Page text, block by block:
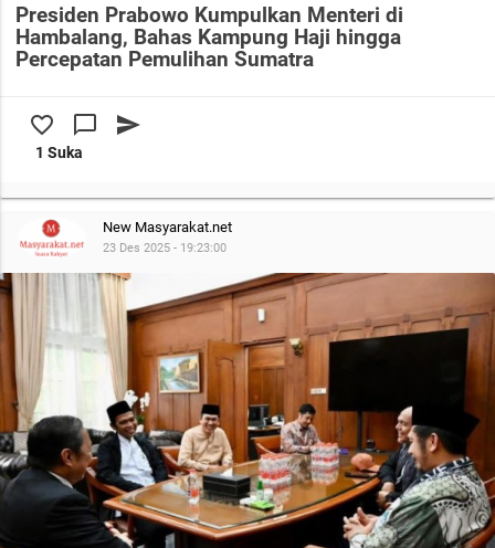
Presiden Prabowo Kumpulkan Menteri di
Hambalang, Bahas Kampung Haji hingga
Percepatan Pemulihan Sumatra
favorite_border chat_bubble_outline send
1 Suka
New Masyarakat.net
23 Des 2025 - 19:23:00